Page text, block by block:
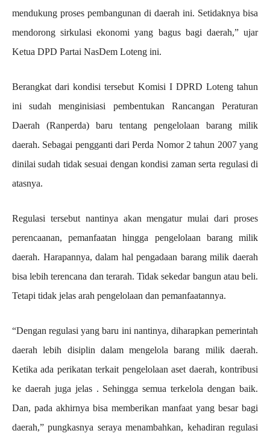
mendukung proses pembangunan di daerah ini. Setidaknya bisa
mendorong sirkulasi ekonomi yang bagus bagi daerah,” ujar
Ketua DPD Partai NasDem Loteng ini.
Berangkat dari kondisi tersebut Komisi I DPRD Loteng tahun
ini sudah menginisiasi pembentukan Rancangan Peraturan
Daerah (Ranperda) baru tentang pengelolaan barang milik
daerah. Sebagai pengganti dari Perda Nomor 2 tahun 2007 yang
dinilai sudah tidak sesuai dengan kondisi zaman serta regulasi di
atasnya.
Regulasi tersebut nantinya akan mengatur mulai dari proses
perencaanan, pemanfaatan hingga pengelolaan barang milik
daerah. Harapannya, dalam hal pengadaan barang milik daerah
bisa lebih terencana dan terarah. Tidak sekedar bangun atau beli.
Tetapi tidak jelas arah pengelolaan dan pemanfaatannya.
“Dengan regulasi yang baru ini nantinya, diharapkan pemerintah
daerah lebih disiplin dalam mengelola barang milik daerah.
Ketika ada perikatan terkait pengelolaan aset daerah, kontribusi
ke daerah juga jelas . Sehingga semua terkelola dengan baik.
Dan, pada akhirnya bisa memberikan manfaat yang besar bagi
daerah,” pungkasnya seraya menambahkan, kehadiran regulasi